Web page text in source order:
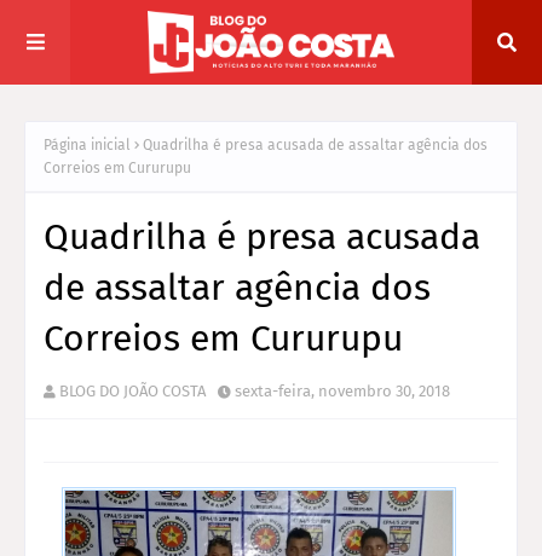
Página inicial
Quadrilha é presa acusada de assaltar agência dos
Correios em Cururupu
Quadrilha é presa acusada
de assaltar agência dos
Correios em Cururupu
BLOG DO JOÃO COSTA sexta-feira, novembro 30, 2018